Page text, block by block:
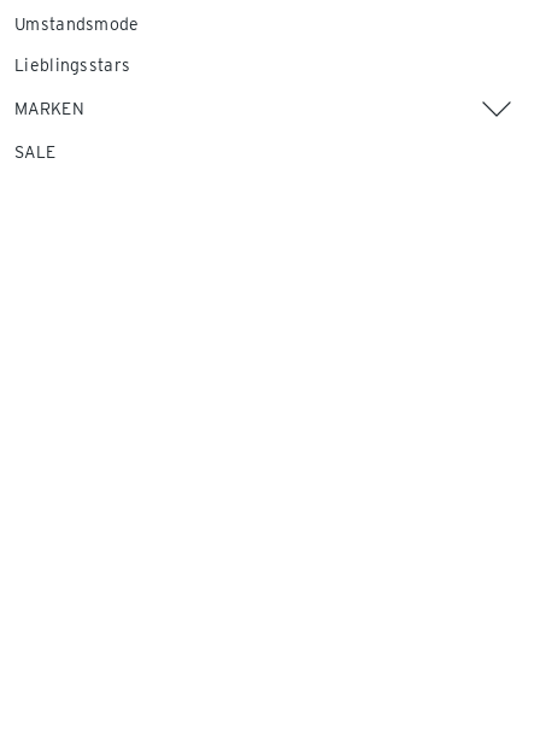
Umstandsmode
Lieblingsstars
MARKEN
SALE